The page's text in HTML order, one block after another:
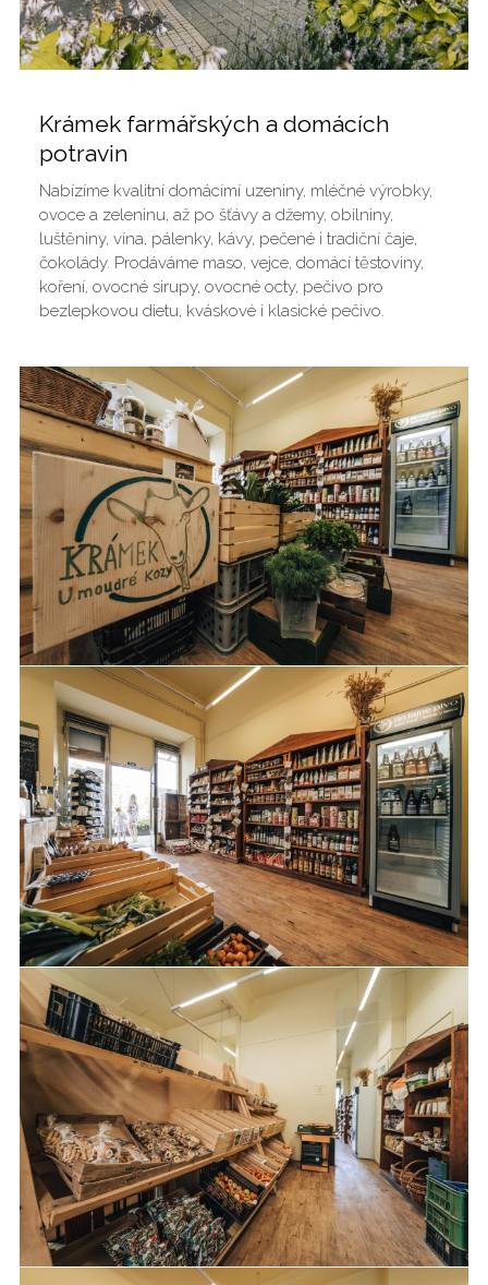
Krámek farmářských a domácích
potravin
Nabízíme kvalitní domácímí uzeniny, mléčné výrobky,
ovoce a zeleninu, až po šťávy a džemy, obilniny,
luštěniny, vína, pálenky, kávy, pečené i tradiční čaje,
čokolády. Prodáváme maso, vejce, domácí těstoviny,
koření, ovocné sirupy, ovocné octy, pečivo pro
bezlepkovou dietu, kváskové i klasické pečivo.